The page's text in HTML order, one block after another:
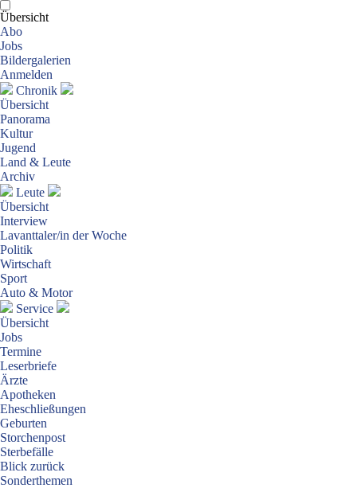
Übersicht
Abo
Jobs
Bildergalerien
Anmelden
Chronik
Übersicht
Panorama
Kultur
Jugend
Land & Leute
Archiv
Leute
Übersicht
Interview
Lavanttaler/in der Woche
Politik
Wirtschaft
Sport
Auto & Motor
Service
Übersicht
Jobs
Termine
Leserbriefe
Ärzte
Apotheken
Eheschließungen
Geburten
Storchenpost
Sterbefälle
Blick zurück
Sonderthemen